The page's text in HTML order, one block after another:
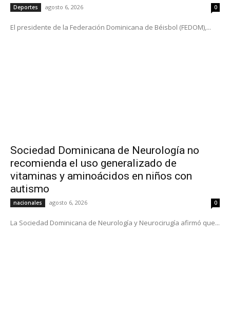
Deportes agosto 6, 2026 0
El presidente de la Federación Dominicana de Béisbol (FEDOM),...
Sociedad Dominicana de Neurología no
recomienda el uso generalizado de
vitaminas y aminoácidos en niños con
autismo
nacionales agosto 6, 2026 0
La Sociedad Dominicana de Neurología y Neurocirugía afirmó que...